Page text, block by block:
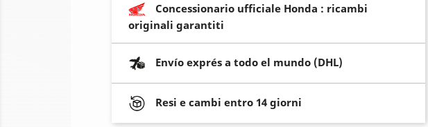
Concessionario ufficiale Honda : ricambi
originali garantiti
Envío exprés a todo el mundo (DHL)
Resi e cambi entro 14 giorni